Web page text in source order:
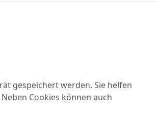
gespeichert werden. Sie helfen
Cookies können auch